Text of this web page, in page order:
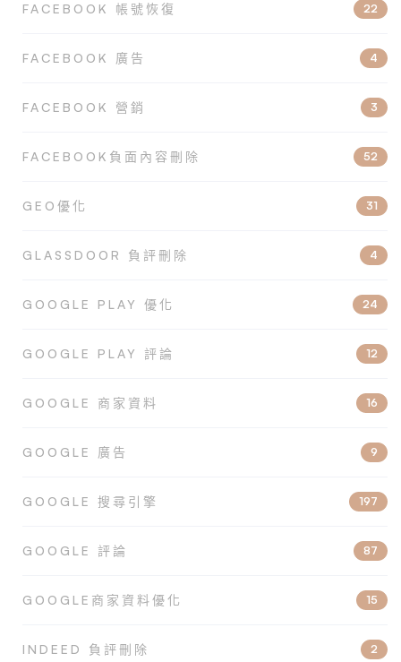
FACEBOOK 帳號恢復 22
FACEBOOK 廣告 4
FACEBOOK 營銷 3
FACEBOOK負面內容刪除 52
GEO優化 31
GLASSDOOR 負評刪除 4
GOOGLE PLAY 優化 24
GOOGLE PLAY 評論 12
GOOGLE 商家資料 16
GOOGLE 廣告 9
GOOGLE 搜尋引擎 197
GOOGLE 評論 87
GOOGLE商家資料優化 15
INDEED 負評刪除 2